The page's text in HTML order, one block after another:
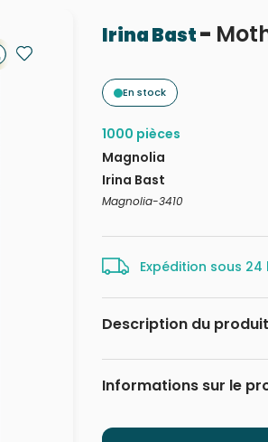
Irina Bast-
En stock
1000 pièces
Magnolia
Irina Bast
Magnolia-3410
Expédition sous
Description du produit
Irina Bast
Informations sur le